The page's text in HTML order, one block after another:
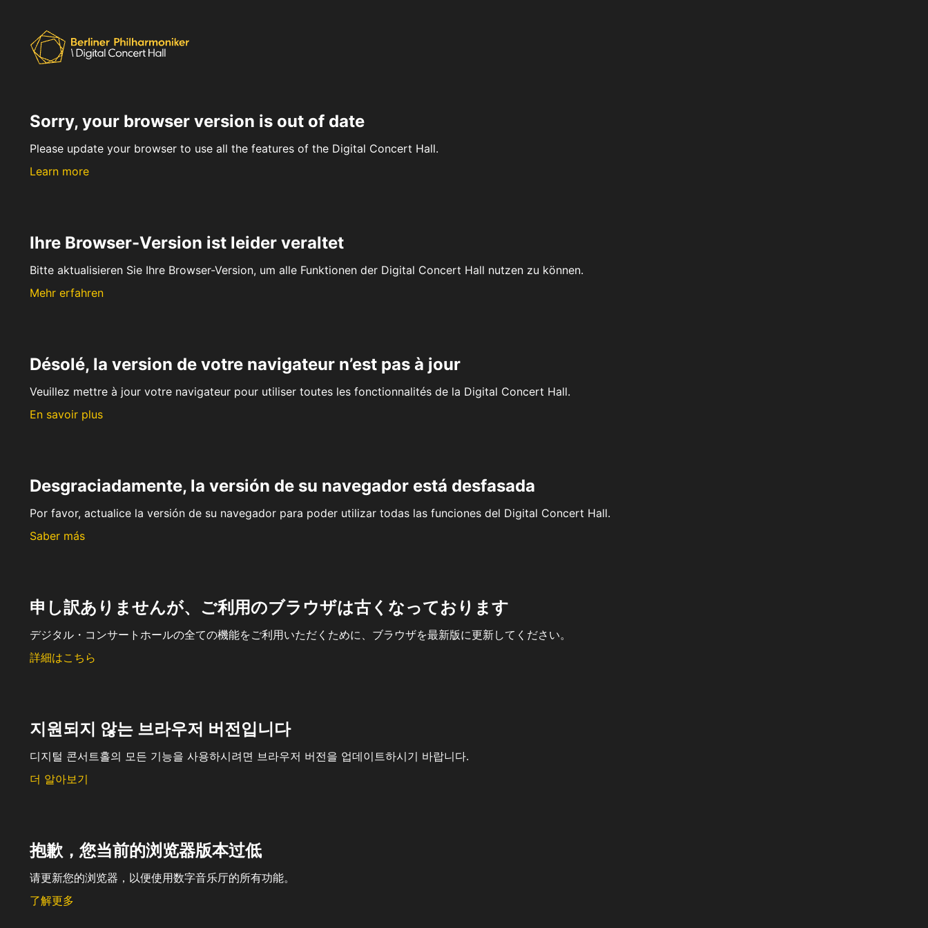
Sorry, your browser version is out of date
Please update your browser to use all the features of the Digital Concert Hall.
Learn more
Ihre Browser-Version ist leider veraltet
Bitte aktualisieren Sie Ihre Browser-Version, um alle Funktionen der Digital Concert Hall nutzen zu können.
Mehr erfahren
Désolé, la version de votre navigateur n’est pas à jour
Veuillez mettre à jour votre navigateur pour utiliser toutes les fonctionnalités de la Digital Concert Hall.
En savoir plus
Desgraciadamente, la versión de su navegador está desfasada
Por favor, actualice la versión de su navegador para poder utilizar todas las funciones del Digital Concert Hall.
Saber más
申し訳ありませんが、ご利用のブラウザは古くなっております
デジタル・コンサートホールの全ての機能をご利用いただくために、ブラウザを最新版に更新してください。
詳細はこちら
지원되지 않는 브라우저 버전입니다
디지털 콘서트홀의 모든 기능을 사용하시려면 브라우저 버전을 업데이트하시기 바랍니다.
더 알아보기
抱歉，您当前的浏览器版本过低
请更新您的浏览器，以便使用数字音乐厅的所有功能。
了解更多